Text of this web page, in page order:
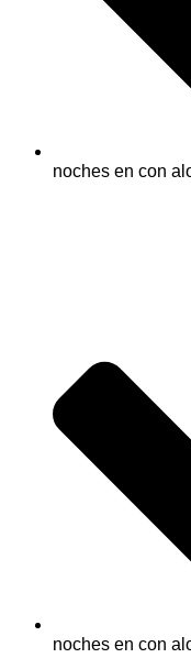
noches en con
noches en con